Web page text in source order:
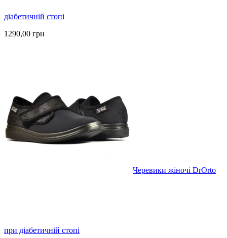
діабетичній стопі
1290,00 грн
Черевики жіночі DrOrto
при діабетичній стопі